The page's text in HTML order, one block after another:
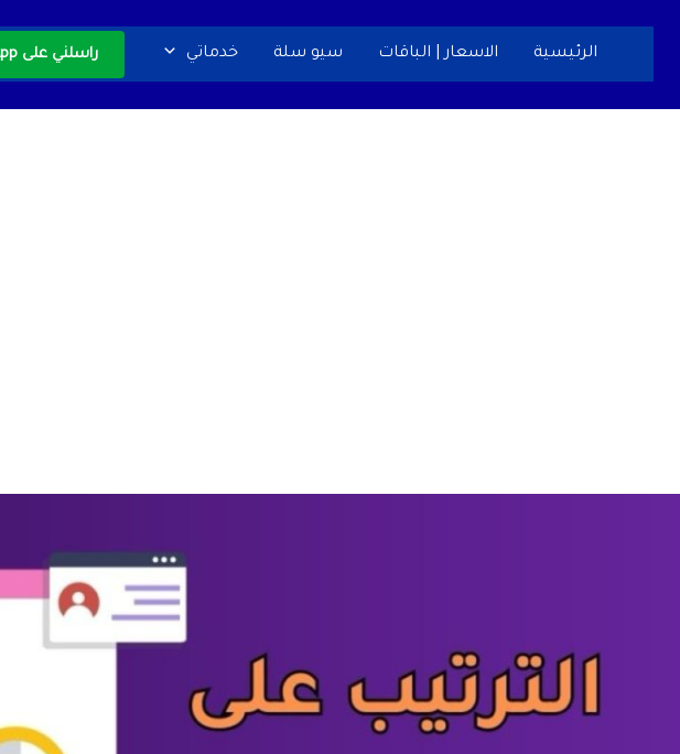
المحتوى
الرئيسية الاسعار | الباقات سيو سلة خدماتي راسلني على WhatsApp